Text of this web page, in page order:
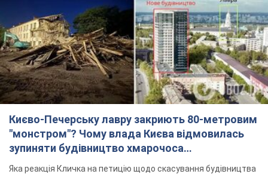
"московського вірянина"
Яка реакція Кличка на петицію щодо скасування будівництва
21 хвилину тому 225
Армія Росії здійснила масовану атаку на Одесу:
горіла історична частина міста, є постраждалі.
Фото та відео
Для терору ворог застосував ракети та дрони
2 години тому 51,1 т.
"Воюють проти продовольчої безпеки світу!"